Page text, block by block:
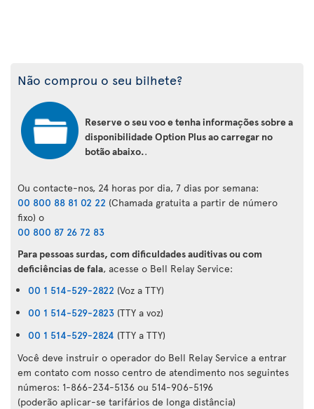
Não comprou o seu bilhete?
Reserve o seu voo e tenha informações sobre a
disponibilidade Option Plus ao carregar no
botão abaixo..
Ou contacte-nos, 24 horas por dia, 7 dias por semana:
00 800 88 81 02 22 (Chamada gratuita a partir de número
fixo) o
00 800 87 26 72 83
Para pessoas surdas, com dificuldades auditivas ou com
deficiências de fala, acesse o Bell Relay Service:
00 1 514-529-2822 (Voz a TTY)
00 1 514-529-2823 (TTY a voz)
00 1 514-529-2824 (TTY a TTY)
Você deve instruir o operador do Bell Relay Service a entrar
em contato com nosso centro de atendimento nos seguintes
números: 1-866-234-5136 ou 514-906-5196
(poderão aplicar-se tarifários de longa distância)